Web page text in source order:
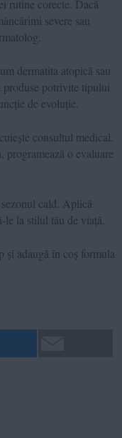
rutine corecte. Dacă
severe sau
dermatita atopică sau
produse potrivite tipului
de evoluție.
consultul medical.
programează o evaluare
cald. Aplică
le la stilul tău de viață.
și adaugă în coș formula